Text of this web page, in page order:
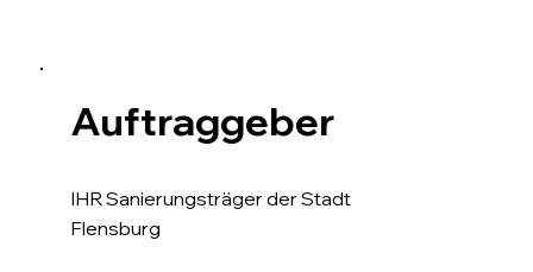
Auftraggeber
IHR Sanierungsträger der Stadt
Flensburg